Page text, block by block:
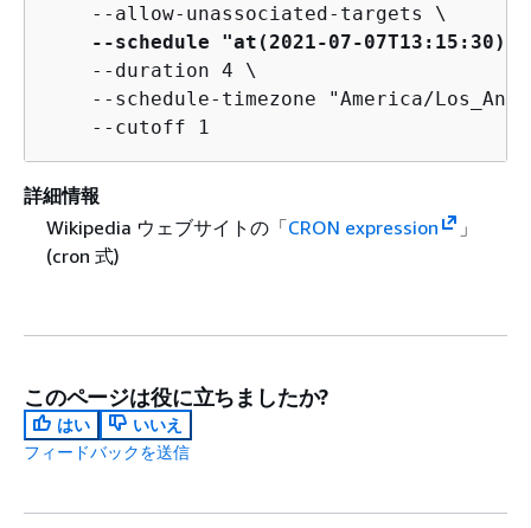
    --allow-unassociated-targets \
--schedule "at(2021-07-07T13:15:30)"
    --duration 4 \
--schedule-timezone "America/
    --cutoff 1
詳細情報
Wikipedia ウェブサイトの「CRON expression
」
(cron 式)
このページは役に立ちましたか?
はい
いいえ
フィードバックを送信